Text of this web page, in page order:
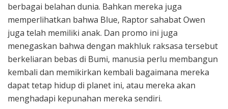
berbagai belahan dunia. Bahkan mereka juga
memperlihatkan bahwa Blue, Raptor sahabat Owen
juga telah memiliki anak. Dan promo ini juga
menegaskan bahwa dengan makhluk raksasa tersebut
berkeliaran bebas di Bumi, manusia perlu membangun
kembali dan memikirkan kembali bagaimana mereka
dapat tetap hidup di planet ini, atau mereka akan
menghadapi kepunahan mereka sendiri.